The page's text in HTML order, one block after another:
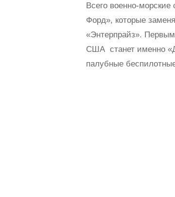
Всего военно-
Форд», которые
«Энтерпрайз».
США станет именно
палубные